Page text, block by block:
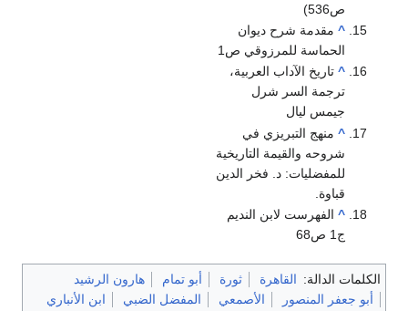
ص536)
^ مقدمة شرح ديوان
الحماسة للمرزوقي ص1
^ تاريخ الآداب العربية،
ترجمة السر شرل
جيمس ليال
^ منهج التبريزي في
شروحه والقيمة التاريخية
للمفضليات: د. فخر الدين
قباوة.
^ الفهرست لابن النديم
ج1 ص68
الكلمات الدالة: القاهرة ثورة أبو تمام
هارون الرشيد
أبو جعفر المنصور
الأصمعي المفضل الضبي
ابن الأنباري